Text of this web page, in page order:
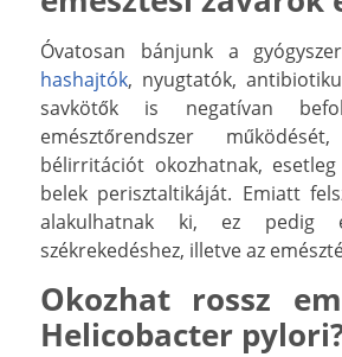
Óvatosan bánjunk a
hashajtók, nyugtatók,
savkötők is negatívan
emésztőrendszer
bélirritációt okozhatnak,
belek perisztaltikáját. Emiatt
alakulhatnak ki, ez pedig
székrekedéshez, illetve az
Okozhat rossz
Helicobacter